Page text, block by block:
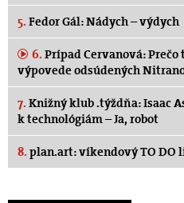
5. Fedor Gál: Nádych – výdych
6. Prípad Cervanová:
výpovede odsúdených
7. Knižný klub .týždňa: Isaac
k technológiám – Ja, robot
8. plan.art: víkendový TO DO